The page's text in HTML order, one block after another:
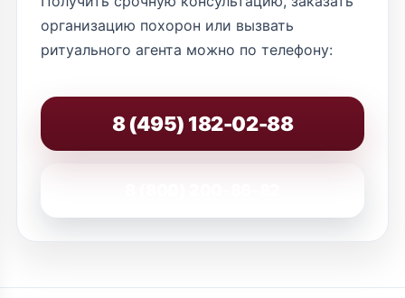
организацию похорон или вызвать
ритуального агента можно по телефону:
8 (495) 182-02-88